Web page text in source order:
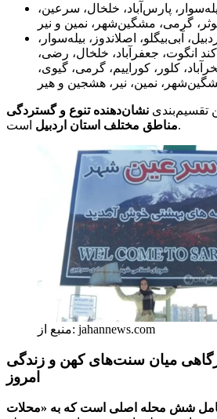
پارس‌آباد، خلخال، سرعین،
گرمی، مشگین‌شهر، نمین و نیر
آبی‌بیگلو، اصلاندوز، بیله‌سوار،
انگوت، جعفرآباد، خلخال، رضی،
کلور، کوراییم، گرمی، گیوی،
نمین، نیر، هشجین و هیر
تقسیم‌بندی نشان‌دهنده تنوع و گستردگی
مناطق مختلف استان اردبیلاست.
منبع از: jahannews.com
میان سنت‌های کهن و زندگی
امروز
شامل شش محله اصلی است که به «محلات